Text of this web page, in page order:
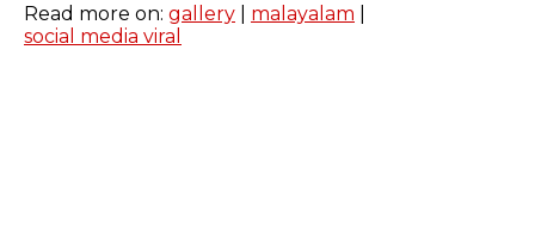
Read more on: gallery malayalam
social media viral